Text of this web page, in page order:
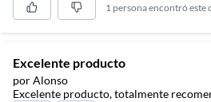
1 persona encontró este
Excelente producto
por Alonso
Excelente producto, totalmente